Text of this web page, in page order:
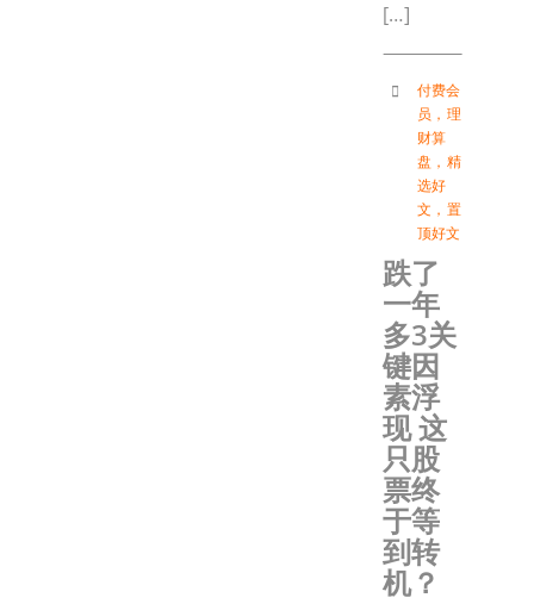
[…]
付费会
员 ， 理
财算
盘 ， 精
选好
文 ， 置
顶好文
跌了
一年
多3关
键因
素浮
现 这
只股
票终
于等
到转
机？